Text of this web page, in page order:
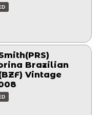
Brazilian
Vintage